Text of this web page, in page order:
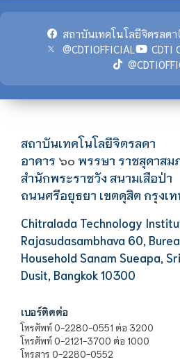
สถาบันเทคโนโลยีจิตรลดา
@CDTIOFFICIAL
CDTI
สถาบันเทคโนโลยีจิตรลดา
อาคาร ๖๐ พรรษา ราชสุดาสม
สำนักพระราชวัง สนามเสือป่า
ถนนศรีอยุธยา เขตดุสิต กรุงเ
Chitralada Technology
Rajasudasambhava 60,
Household Sanam Sueapa,
Dusit, Bangkok 10300
เบอร์ติดต่อ
โทรศัพท์ 0-2280-0551 ต่อ 3200
โทรศัพท์ 0-2121-3700 ต่อ 1000
โทรสาร 0-2280-0552